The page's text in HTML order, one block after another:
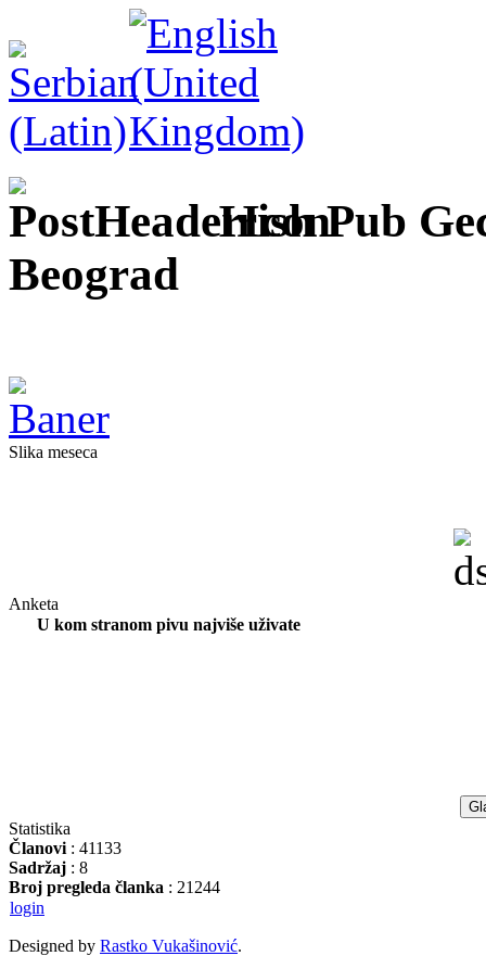
Irish Pub
Beograd
Slika meseca
Anketa
U kom stranom pivu najviše uživate
Statistika
Članovi : 41133
Sadržaj : 8
Broj pregleda članka : 21244
login
Designed by Rastko Vukašinović.